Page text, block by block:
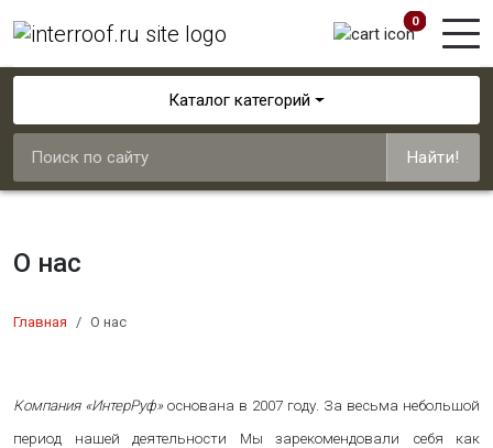
0
Каталог категорий
Найти!
О нас
Главная О нас
Компания «ИнтерРуф»основана в 2007 году. За весьма небольшой
период нашей деятельности Мы зарекомендовали себя как